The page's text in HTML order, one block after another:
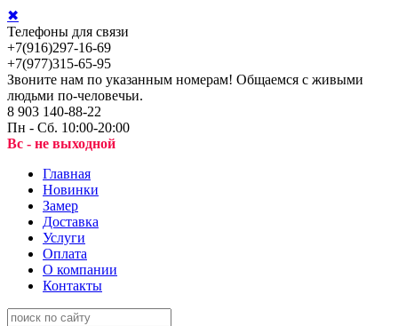
✖
Телефоны для связи
+7(916)297-16-69
+7(977)315-65-95
Звоните нам по указанным номерам! Общаемся с живыми
людьми по-человечьи.
8 903 140-88-22
Пн - Сб. 10:00-20:00
Вс - не выходной
Главная
Новинки
Замер
Доставка
Услуги
Оплата
О компании
Контакты